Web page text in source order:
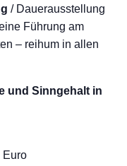
/ Dauerausstellung
Führung am
– reihum in allen
und Sinngehalt in
Euro